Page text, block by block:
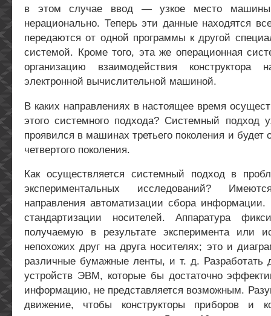
в этом случае ввод — узкое место
нерационально. Теперь эти данные находятся
передаются от одной программы к другой
системой. Кроме того, эта же операционная
организацию взаимодействия
электронной вычислительной машиной.
В каких направлениях в настоящее время
этого системного подхода? Системный подход
проявился в машинах третьего поколения и
четвертого поколения.
Как осуществляется системный подход в
экспериментальных исследований?
направления автоматизации сбора информации.
стандартизации носителей. Аппаратура
получаемую в результате эксперимента или
непохожих друг на друга носителях; это и
различные бумажные ленты, и т. д. Разработать
устройств ЭВМ, которые бы достаточно
информацию, не представляется возможным.
движение, чтобы конструкторы приборов и